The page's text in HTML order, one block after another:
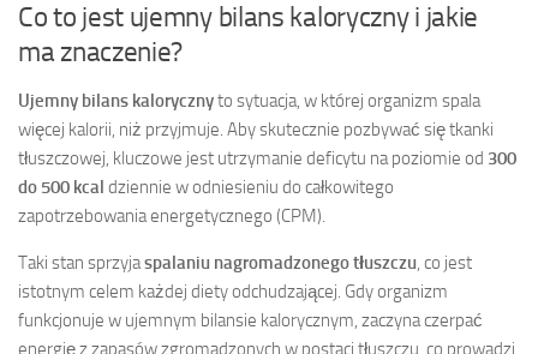
Co to jest ujemny bilans kaloryczny i jakie
ma znaczenie?
Ujemny bilans kalorycznyto sytuacja, w której organizm spala
więcej kalorii, niż przyjmuje. Aby skutecznie pozbywać się tkanki
tłuszczowej, kluczowe jest utrzymanie deficytu na poziomie od 300
do 500 kcal dziennie w odniesieniu do całkowitego
zapotrzebowania energetycznego (CPM).
Taki stan sprzyjaspalaniu nagromadzonego tłuszczu, co jest
istotnym celem każdej diety odchudzającej. Gdy organizm
funkcjonuje w ujemnym bilansie kalorycznym, zaczyna czerpać
energię z zapasów zgromadzonych w postaci tłuszczu, co prowadzi